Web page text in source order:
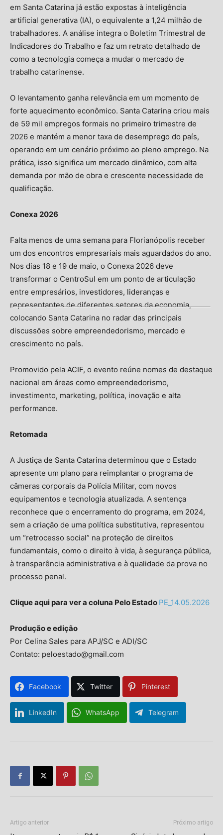
em Santa Catarina já estão expostas à inteligência
artificial generativa (IA), o equivalente a 1,24 milhão de
trabalhadores. A análise integra o Boletim Trimestral de
Indicadores do Trabalho e faz um retrato detalhado de
como a tecnologia começa a mudar o mercado de
trabalho catarinense.
O levantamento ganha relevância em um momento de
forte aquecimento econômico. Santa Catarina criou mais
de 59 mil empregos formais no primeiro trimestre de
2026 e mantém a menor taxa de desemprego do país,
operando em um cenário próximo ao pleno emprego. Na
prática, isso significa um mercado dinâmico, com alta
demanda por mão de obra e crescente necessidade de
qualificação.
Conexa 2026
Falta menos de uma semana para Florianópolis receber
um dos encontros empresariais mais aguardados do ano.
Nos dias 18 e 19 de maio, o Conexa 2026 deve
transformar o CentroSul em um ponto de articulação
entre empresários, investidores, lideranças e
representantes de diferentes setores da economia,
colocando Santa Catarina no radar das principais
discussões sobre empreendedorismo, mercado e
crescimento no país.
Promovido pela ACIF, o evento reúne nomes de destaque
nacional em áreas como empreendedorismo,
investimento, marketing, política, inovação e alta
performance.
Retomada
A Justiça de Santa Catarina determinou que o Estado
apresente um plano para reimplantar o programa de
câmeras corporais da Polícia Militar, com novos
equipamentos e tecnologia atualizada. A sentença
reconhece que o encerramento do programa, em 2024,
sem a criação de uma política substitutiva, representou
um “retrocesso social” na proteção de direitos
fundamentais, como o direito à vida, à segurança pública,
à transparência administrativa e à qualidade da prova no
processo penal.
Clique aqui para ver a coluna Pelo Estado PE_14.05.2026
Produção e edição
Por Celina Sales para APJ/SC e ADI/SC
Contato: peloestado@gmail.com
Facebook Twitter Pinterest
LinkedIn WhatsApp Telegram
Artigo anterior Próximo artigo
Isso vai fechar em segundos